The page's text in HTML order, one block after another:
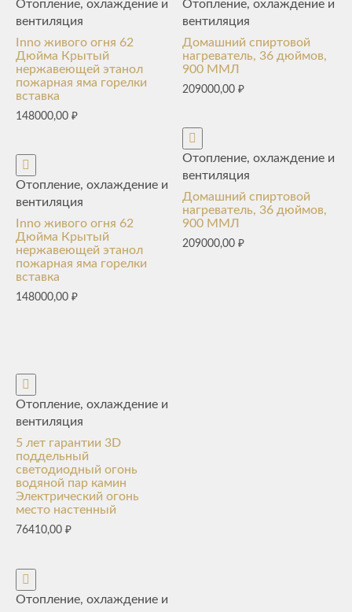
Отопление, охлаждение и
вентиляция
Inno живого огня 62
Дюйма Крытый
нержавеющей этанол
пожарная яма горелки
вставка
148000,00 ₽
Отопление, охлаждение и
вентиляция
Inno живого огня 62
Дюйма Крытый
нержавеющей этанол
пожарная яма горелки
вставка
148000,00 ₽
Отопление, охлаждение и
вентиляция
Домашний спиртовой
нагреватель, 36 дюймов,
900 ММЛ
209000,00₽
Отопление, охлаждение и
вентиляция
Домашний спиртовой
нагреватель, 36 дюймов,
900 ММЛ
209000,00₽
Отопление, охлаждение и
вентиляция
5 лет гарантии 3D
поддельный
светодиодный огонь
водяной пар камин
Электрический огонь
место настенный
76410,00 ₽
Отопление, охлаждение и